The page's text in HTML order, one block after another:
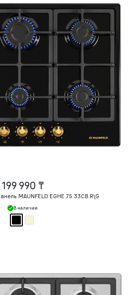
199 990 ₸
MAUNFELD EGHE.75.33CB.R\G
В наличии